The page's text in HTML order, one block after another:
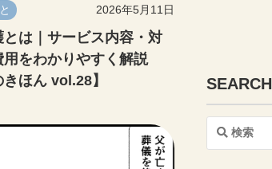
2026年5月11日
とは｜サービス内容・対
用をわかりやすく解説
きほん vol.28】
SEARCH